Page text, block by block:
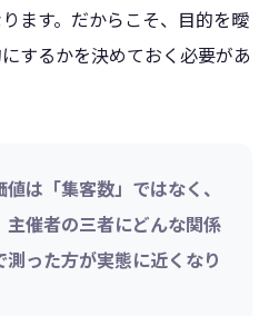
ます。だからこそ、目的を曖
するかを決めておく必要があ
は「集客数」ではなく、
主催者の三者にどんな関係
った方が実態に近くなり